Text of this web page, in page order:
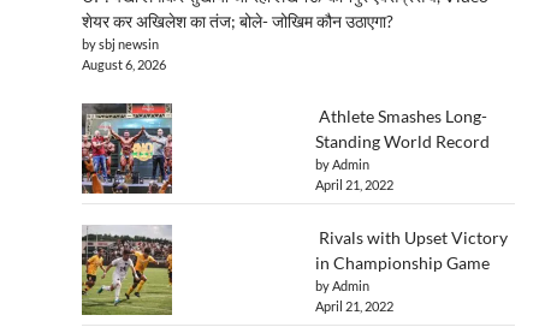
शेयर कर अखिलेश का तंज; बोले- जोखिम कौन उठाएगा?
by sbj newsin
August 6, 2026
Athlete Smashes Long-
Standing World Record
by Admin
April 21, 2022
Rivals with Upset Victory
in Championship Game
by Admin
April 21, 2022